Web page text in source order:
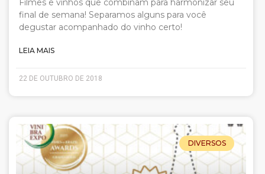
Filmes e vinhos que combinam para harmonizar seu
final de semana! Separamos alguns para você
degustar acompanhado do vinho certo!
LEIA MAIS
22 DE OUTUBRO DE 2018
DIVERSOS